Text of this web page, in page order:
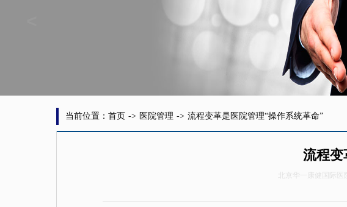
当前位置：首页 -> 医院管理 -> 流程变革是医院管理“操作系统革命”
流程变
北京华一康健国际